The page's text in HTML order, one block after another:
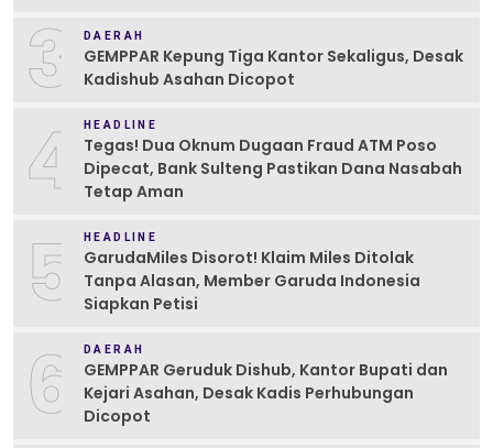
3 DAERAH
GEMPPAR Kepung Tiga Kantor Sekaligus, Desak
Kadishub Asahan Dicopot
4 HEADLINE
Tegas! Dua Oknum Dugaan Fraud ATM Poso
Dipecat, Bank Sulteng Pastikan Dana Nasabah
Tetap Aman
5 HEADLINE
GarudaMiles Disorot! Klaim Miles Ditolak
Tanpa Alasan, Member Garuda Indonesia
Siapkan Petisi
6 DAERAH
GEMPPAR Geruduk Dishub, Kantor Bupati dan
Kejari Asahan, Desak Kadis Perhubungan
Dicopot